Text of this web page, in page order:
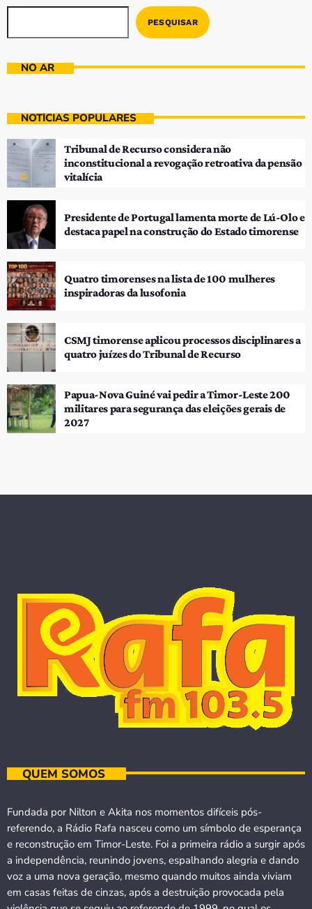
PESQUISAR
NO AR
NOTÍCIAS POPULARES
Tribunal de Recurso considera não
inconstitucional a revogação retroativa da pensão
vitalícia
Presidente de Portugal lamenta morte de Lú-Olo e
destaca papel na construção do Estado timorense
Quatro timorenses na lista de 100 mulheres
inspiradoras da lusofonia
CSMJ timorense aplicou processos disciplinares a
quatro juízes do Tribunal de Recurso
Papua-Nova Guiné vai pedir a Timor-Leste 200
militares para segurança das eleições gerais de
2027
QUEM SOMOS
Fundada por Nilton e Akita nos momentos difíceis pós-
referendo, a Rádio Rafa nasceu como um símbolo de esperança
e reconstrução em Timor-Leste. Foi a primeira rádio a surgir após
a independência, reunindo jovens, espalhando alegria e dando
voz a uma nova geração, mesmo quando muitos ainda viviam
em casas feitas de cinzas, após a destruição provocada pela